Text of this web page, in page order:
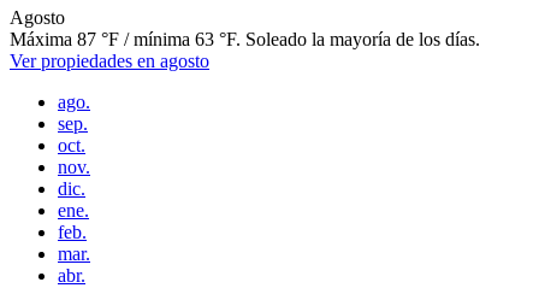
Agosto
Máxima 87 °F / mínima 63 °F. Soleado la mayoría de los días.
Ver propiedades en agosto
ago.
sep.
oct.
nov.
dic.
ene.
feb.
mar.
abr.